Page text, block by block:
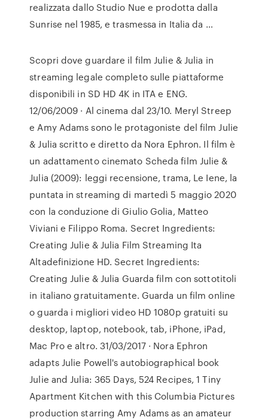
realizzata dallo Studio Nue e prodotta dalla
Sunrise nel 1985, e trasmessa in Italia da …
Scopri dove guardare il film Julie & Julia in
streaming legale completo sulle piattaforme
disponibili in SD HD 4K in ITA e ENG.
12/06/2009 · Al cinema dal 23/10. Meryl Streep
e Amy Adams sono le protagoniste del film Julie
& Julia scritto e diretto da Nora Ephron. Il film è
un adattamento cinemato Scheda film Julie &
Julia (2009): leggi recensione, trama, Le Iene, la
puntata in streaming di martedì 5 maggio 2020
con la conduzione di Giulio Golia, Matteo
Viviani e Filippo Roma. Secret Ingredients:
Creating Julie & Julia Film Streaming Ita
Altadefinizione HD. Secret Ingredients:
Creating Julie & Julia Guarda film con sottotitoli
in italiano gratuitamente. Guarda un film online
o guarda i migliori video HD 1080p gratuiti su
desktop, laptop, notebook, tab, iPhone, iPad,
Mac Pro e altro. 31/03/2017 · Nora Ephron
adapts Julie Powell's autobiographical book
Julie and Julia: 365 Days, 524 Recipes, 1 Tiny
Apartment Kitchen with this Columbia Pictures
production starring Amy Adams as an amateur